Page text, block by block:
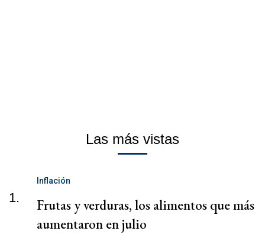
Las más vistas
1.
Inflación
Frutas y verduras, los alimentos que más
aumentaron en julio